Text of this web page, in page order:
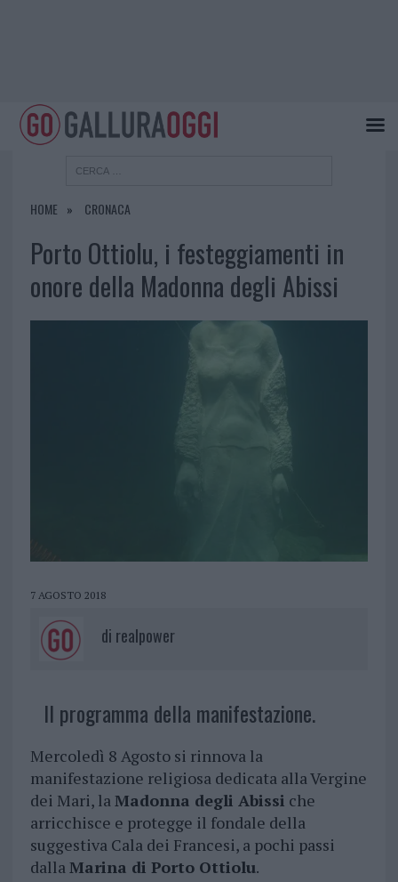
HOME CRONACA
Porto Ottiolu, i festeggiamenti in
onore della Madonna degli Abissi
7 AGOSTO 2018
di realpower
Il programma della manifestazione.
Mercoledì 8 Agosto si rinnova la
manifestazione religiosa dedicata alla Vergine
dei Mari, laMadonna degli Abissi che
arricchisce e protegge il fondale della
suggestiva Cala dei Francesi, a pochi passi
dallaMarina di Porto Ottiolu.